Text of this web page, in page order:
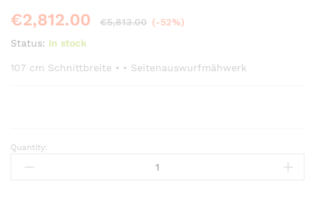
€2,812.00 €5,813.00 (-52%)
Status: In stock
107 cm Schnittbreite • • Seitenauswurfmähwerk
Ariens
Null-
Quantity: